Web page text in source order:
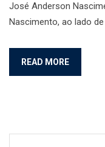
José Anderson
Nascimento, ao lado de
READ MORE